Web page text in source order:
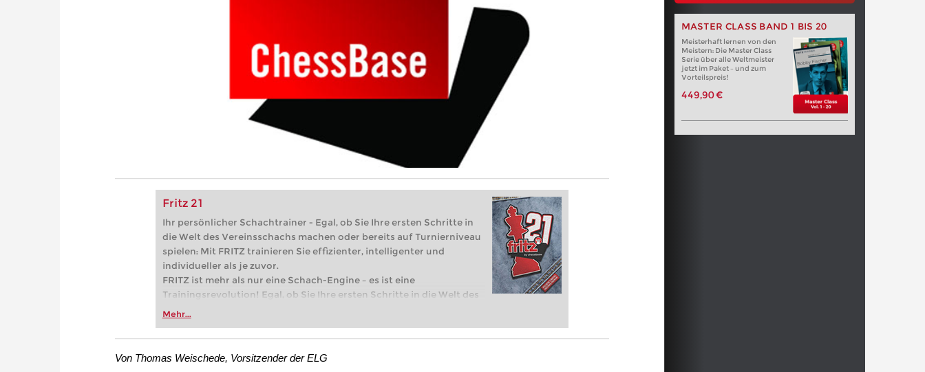
Fritz 21
Ihr persönlicher Schachtrainer - Egal, ob Sie Ihre ersten Schritte in
die Welt des Vereinsschachs machen oder bereits auf Turnierniveau
spielen: Mit FRITZ trainieren Sie effizienter, intelligenter und
individueller als je zuvor.
FRITZ ist mehr als nur eine Schach-Engine – es ist eine
Trainingsrevolution! Egal, ob Sie Ihre ersten Schritte in die Welt des
Vereinsschachs machen oder bereits auf Turnierniveau spielen: Mit
zuvor.
Mehr...
MASTER CLASS BAND 1 BIS 20
Meisterhaft lernen von den
Meistern: Die Master Class
Serie über alle Weltmeister
jetzt im Paket – und zum
Vorteilspreis!
449,90 €
Von Thomas Weischede, Vorsitzender der ELG